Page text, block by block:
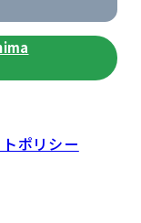
ポリシー